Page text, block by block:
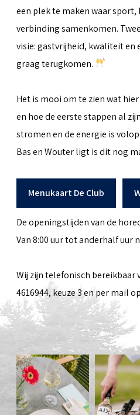
een plek te maken waar sport,
verbinding samenkomen.
visie: gastvrijheid, kwaliteit en
graag terugkomen.
Het is mooi om te zien wat
en hoe de eerste stappen al
stromen en de energie is
Bas en Wouter ligt is dit nog
Menukaart De Club
De openingstijden van de
Van 8:00 uur tot anderhalf uur
Wij zijn telefonisch
4616944, keuze 3 en per mail op